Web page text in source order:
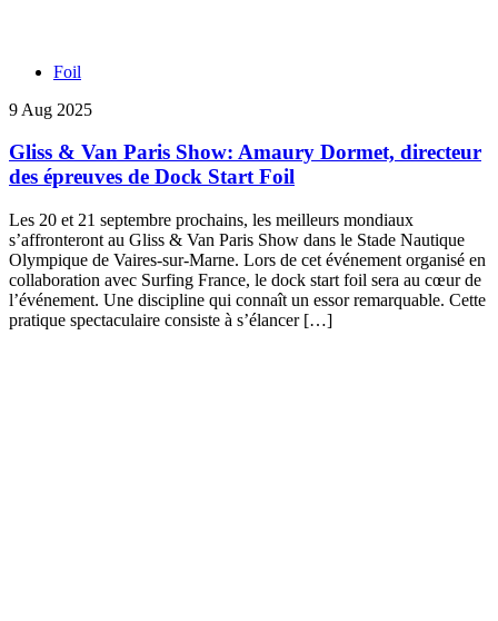
Foil
9 Aug 2025
Gliss & Van Paris Show: Amaury Dormet, directeur
des épreuves de Dock Start Foil
Les 20 et 21 septembre prochains, les meilleurs mondiaux
s’affronteront au Gliss & Van Paris Show dans le Stade Nautique
Olympique de Vaires-sur-Marne. Lors de cet événement organisé en
collaboration avec Surfing France, le dock start foil sera au cœur de
l’événement. Une discipline qui connaît un essor remarquable. Cette
pratique spectaculaire consiste à s’élancer […]